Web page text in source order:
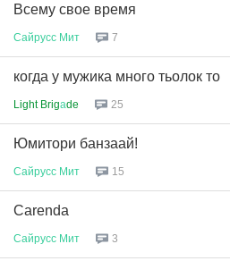
Всему свое время
Сайрусс Мит 7
когда у мужика много тьолок то
Light Brigаde 25
Юмитори банзаай!
Сайрусс Мит 15
Carenda
Сайрусс Мит 3